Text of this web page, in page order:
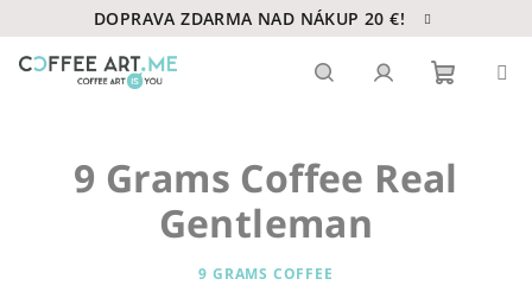
na
obsah
DOPRAVA ZDARMA NAD NÁKUP 20 €!
košík
9 Grams Coffee Real
Gentleman
9 GRAMS COFFEE